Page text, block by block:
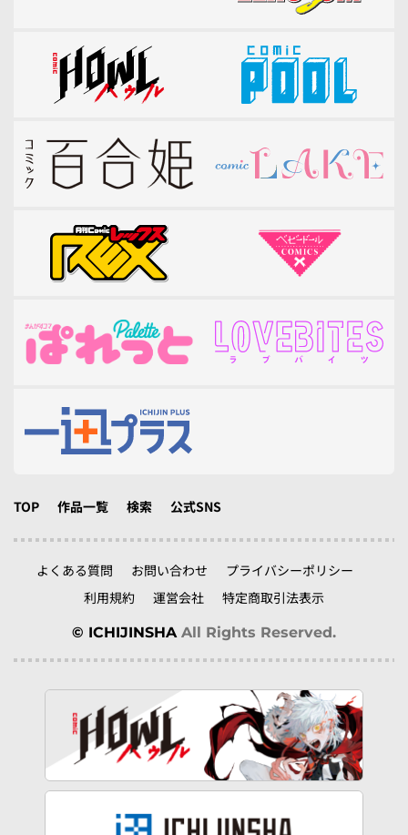
TOP 作品一覧 検索 公式SNS
よくある質問 お問い合わせ
プライバシーポリシー
利用規約
運営会社 特定商取引法表示
© ICHIJINSHA All Rights Reserved.